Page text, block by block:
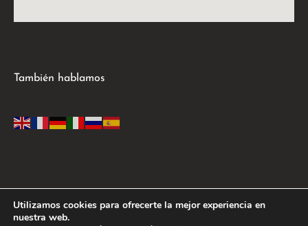
También hablamos
Utilizamos cookies para ofrecerte la mejor experiencia en
nuestra web.